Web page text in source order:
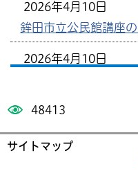
2026年4月10日
鉾田市立公民館講座
2026年4月10日
【鹿島アントラーズ
48413
サイトマップ